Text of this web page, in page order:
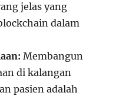
jelas yang
dalam
Membangun
di kalangan
pasien adalah